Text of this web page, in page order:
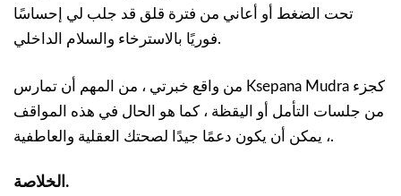
تحت الضغط أو أعاني من فترة قلق قد جلب لي إحساسًا
فوريًا بالاسترخاء والسلام الداخلي.
من واقع خبرتي ، من المهم أن تمارس Ksepana Mudra كجزء
من جلسات التأمل أو اليقظة ، كما هو الحال في هذه المواقف
، يمكن أن يكون دعمًا جيدًا لصحتك العقلية والعاطفية.
الخلاصة.